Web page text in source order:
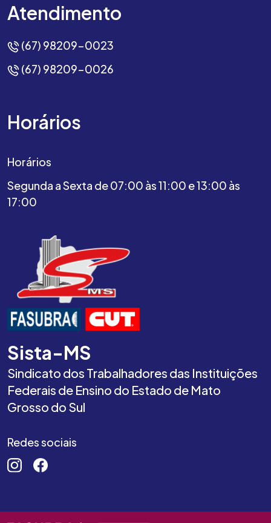
Atendimento
(67) 98209-0023
(67) 98209-0026
Horários
Horários
Segunda a Sexta de 07:00 às 11:00 e 13:00 às
17:00
Sista-MS
Sindicato dos Trabalhadores das Instituições
Federais de Ensino do Estado de Mato
Grosso do Sul
Redes sociais